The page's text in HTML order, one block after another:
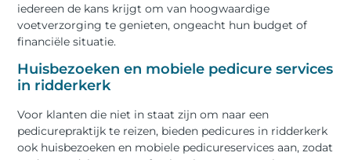
iedereen de kans krijgt om van hoogwaardige
voetverzorging te genieten, ongeacht hun budget of
financiële situatie.
Huisbezoeken en mobiele pedicure services
in ridderkerk
Voor klanten die niet in staat zijn om naar een
pedicurepraktijk te reizen, bieden pedicures in ridderkerk
ook huisbezoeken en mobiele pedicureservices aan, zodat